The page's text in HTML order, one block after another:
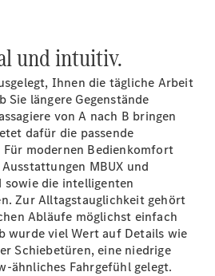
und intuitiv.
Ihnen die tägliche Arbeit
Sie längere Gegenstände
von A nach B bringen
dafür die passende
modernen Bedienkomfort
MBUX und
die intelligenten
Zur Alltagstauglichkeit gehört
Abläufe möglichst einfach
wurde viel Wert auf Details wie
Schiebetüren, eine niedrige
ähnliches Fahrgefühl gelegt.